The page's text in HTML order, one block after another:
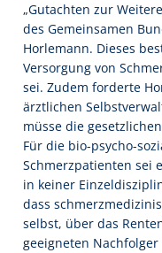
„Gutachten zur
des Gemeinsamen
Horlemann. Dieses
Versorgung von
sei. Zudem forderte
ärztlichen
müsse die
Für die bio-psycho-
Schmerzpatienten sei
in keiner
dass
selbst, über das
geeigneten